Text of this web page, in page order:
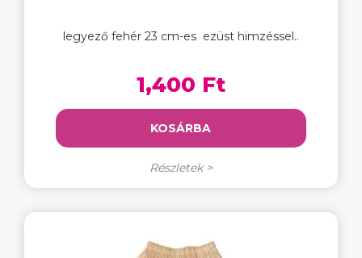
legyező fehér 23 cm-es ezüst himzéssel..
1,400 Ft
KOSÁRBA
Részletek >